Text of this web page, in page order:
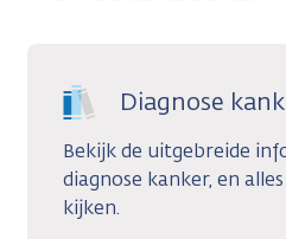
Diagnose
Bekijk de uitgebreide
diagnose kanker, en
kijken.